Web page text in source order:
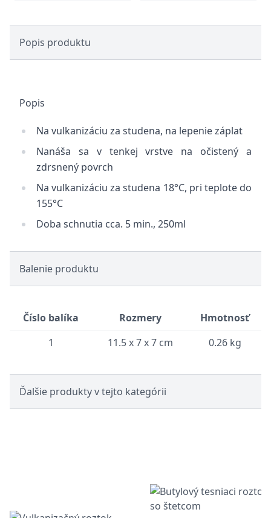
Popis produktu
Popis
Na vulkanizáciu za studena, na lepenie záplat
Nanáša sa v tenkej vrstve na očistený a
zdrsnený povrch
Na vulkanizáciu za studena 18°C, pri teplote do
155°C
Doba schnutia cca. 5 min., 250ml
Balenie produktu
Číslo balíka Rozmery
Hmotnosť
1
11.5 x 7 x 7 cm 0.26 kg
Ďalšie produkty v tejto kategórii